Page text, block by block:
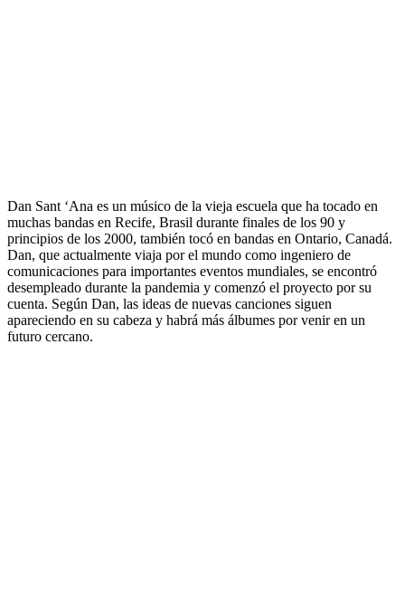
Dan Sant ‘Ana es un músico de la vieja escuela que ha tocado en
muchas bandas en Recife, Brasil durante finales de los 90 y
principios de los 2000, también tocó en bandas en Ontario, Canadá.
Dan, que actualmente viaja por el mundo como ingeniero de
comunicaciones para importantes eventos mundiales, se encontró
desempleado durante la pandemia y comenzó el proyecto por su
cuenta. Según Dan, las ideas de nuevas canciones siguen
apareciendo en su cabeza y habrá más álbumes por venir en un
futuro cercano.